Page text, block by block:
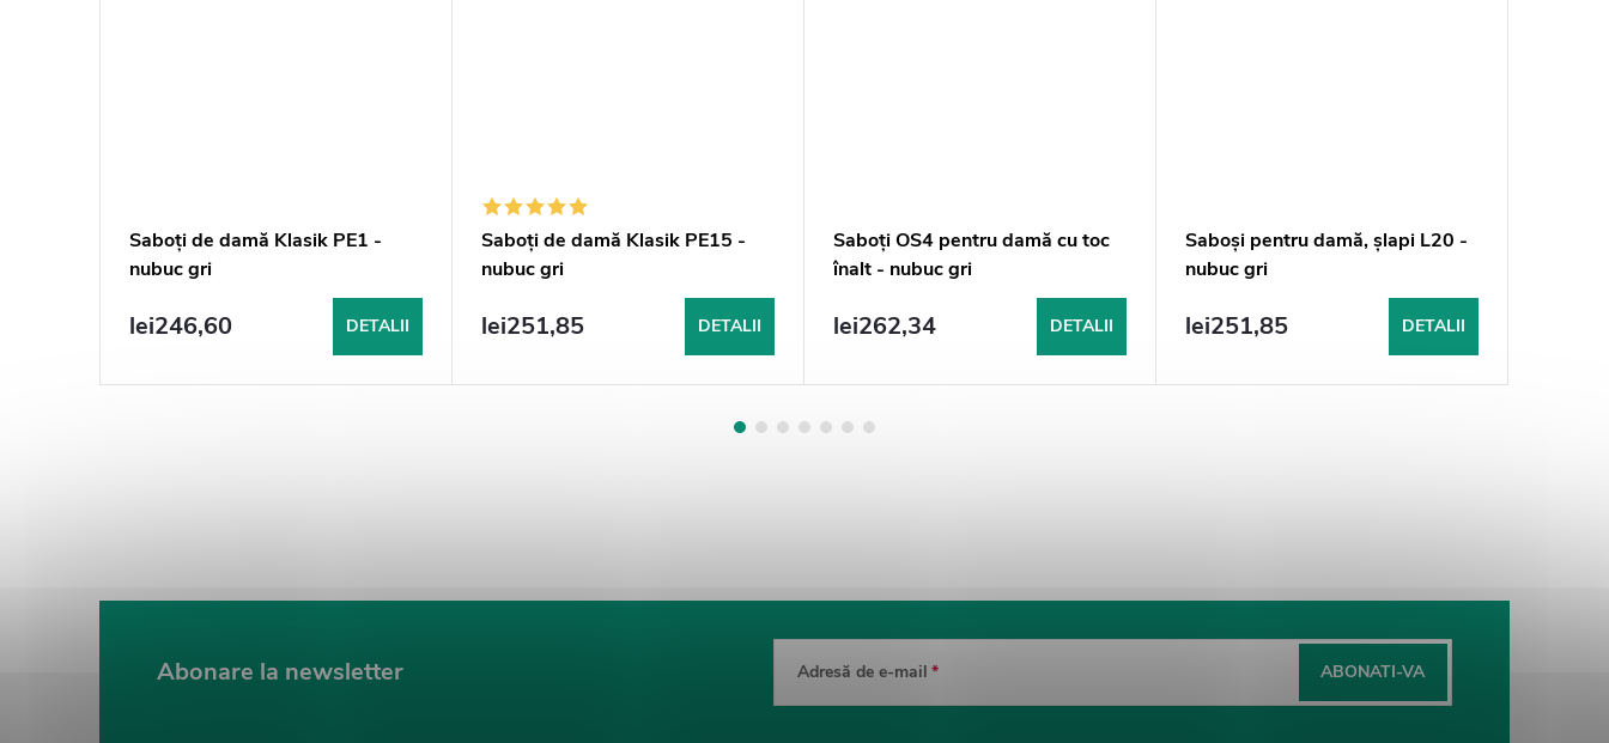
Saboți de damă Klasik PE1 -
nubuc gri
lei246,60 DETALII
Saboți de damă Klasik PE15 -
nubuc gri
lei251,85 DETALII
Saboți OS4 pentru damă cu toc
înalt - nubuc gri
lei262,34 DETALII
Saboși pentru damă, șlapi L20 -
nubuc gri
lei251,85 DETALII
Abonare la newsletter Adresă de e-mail ABONATI-VA